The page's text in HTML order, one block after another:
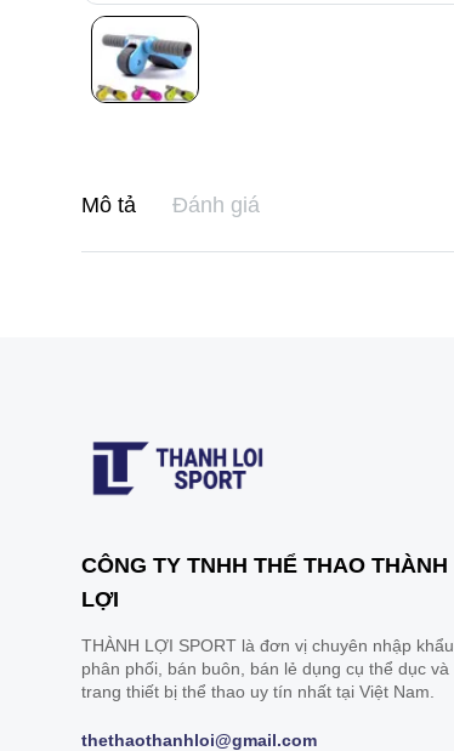
Mô tả Đánh giá
CÔNG TY TNHH THỂ THAO THÀNH
LỢI
THÀNH LỢI SPORT là đơn vị chuyên nhập khẩu,
phân phối, bán buôn, bán lẻ dụng cụ thể dục và
trang thiết bị thể thao uy tín nhất tại Việt Nam.
thethaothanhloi@gmail.com